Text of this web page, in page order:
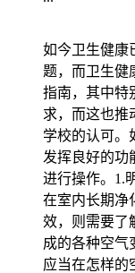
如今卫生健康
题，而卫生健
指南，其中特
求，而这也推
学校的认可。
发挥良好的功
进行操作。1.
在室内长期净
效，则需要了
成的各种空气
应当在怎样的